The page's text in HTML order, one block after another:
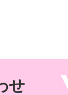
せ